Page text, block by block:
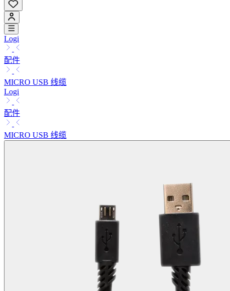
Logi
配件
MICRO USB 线缆
Logi
配件
MICRO USB 线缆